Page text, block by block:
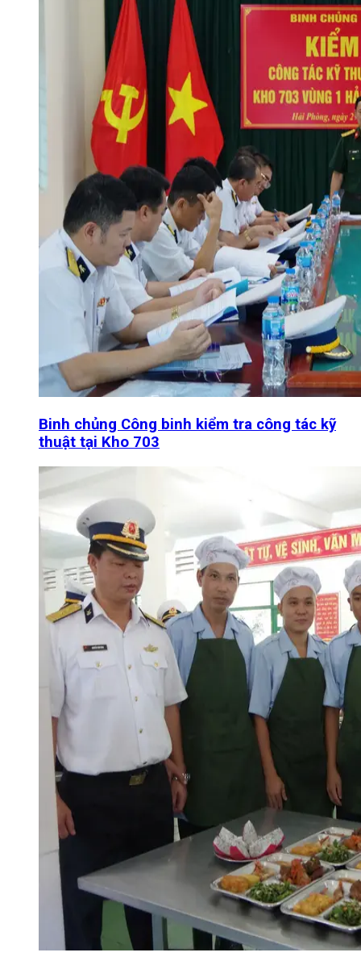
Binh chủng Công binh kiểm tra công tác kỹ
thuật tại Kho 703